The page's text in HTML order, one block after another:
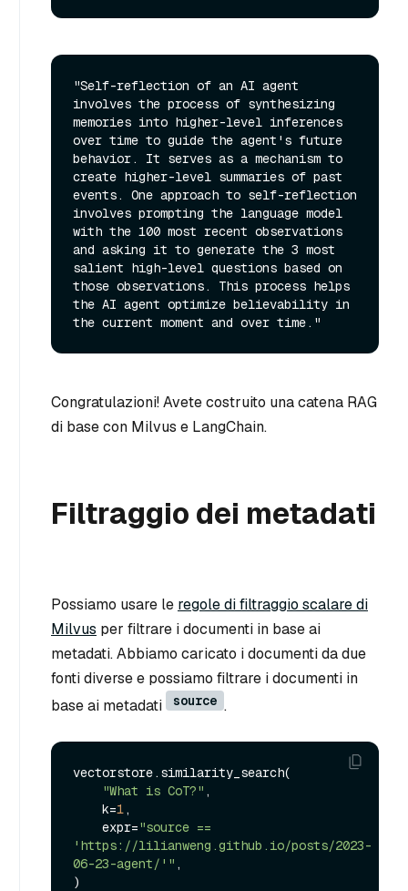
"Self-reflection of an AI agent
involves the process of synthesizing
memories into higher-level inferences
over time to guide the agent's future
behavior. It serves as a mechanism to
create higher-level summaries of past
events. One approach to self-reflection
involves prompting the language model
with the 100 most recent observations
and asking it to generate the 3 most
salient high-level questions based on
those observations. This process helps
the AI agent optimize believability in
Congratulazioni! Avete costruito una catena RAG
di base con Milvus e LangChain.
Filtraggio dei metadati
Possiamo usare le regole di filtraggio scalare di
Milvus per filtrare i documenti in base ai
metadati. Abbiamo caricato i documenti da due
fonti diverse e possiamo filtrare i documenti in
base ai metadati
source .
vectorstore.similarity_search(
"What is CoT?" ,
    k=
1,
    expr=
"source ==
'https://lilianweng.github.io/posts/2023-
06-23-agent/'" ,
)